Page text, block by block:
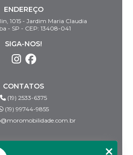
ENDEREÇO
1015 - Jardim Maria Claudia
- SP - CEP: 13408-041
SIGA-NOS!
CONTATOS
(19) 2533-6375
(19) 99744-9855